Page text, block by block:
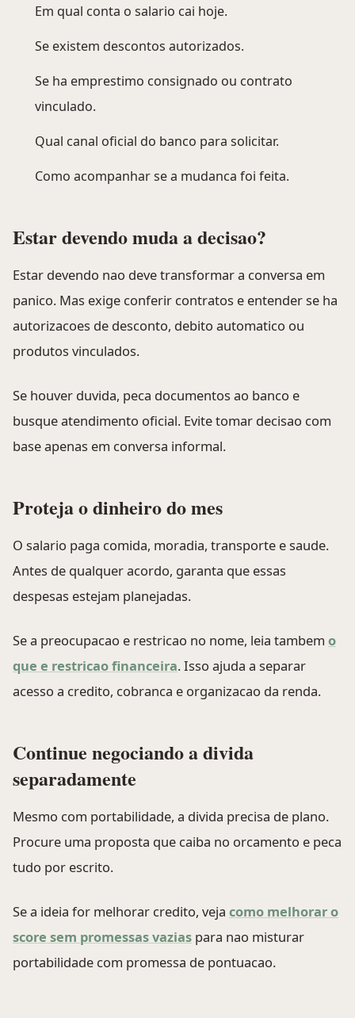
Em qual conta o salario cai hoje.
Se existem descontos autorizados.
Se ha emprestimo consignado ou contrato
vinculado.
Qual canal oficial do banco para solicitar.
Como acompanhar se a mudanca foi feita.
Estar devendo muda a decisao?
Estar devendo nao deve transformar a conversa em
panico. Mas exige conferir contratos e entender se ha
autorizacoes de desconto, debito automatico ou
produtos vinculados.
Se houver duvida, peca documentos ao banco e
busque atendimento oficial. Evite tomar decisao com
base apenas em conversa informal.
Proteja o dinheiro do mes
O salario paga comida, moradia, transporte e saude.
Antes de qualquer acordo, garanta que essas
despesas estejam planejadas.
Se a preocupacao e restricao no nome, leia tambem o
que e restricao financeira. Isso ajuda a separar
acesso a credito, cobranca e organizacao da renda.
Continue negociando a divida
separadamente
Mesmo com portabilidade, a divida precisa de plano.
Procure uma proposta que caiba no orcamento e peca
tudo por escrito.
Se a ideia for melhorar credito, veja como melhorar o
score sem promessas vazias para nao misturar
portabilidade com promessa de pontuacao.